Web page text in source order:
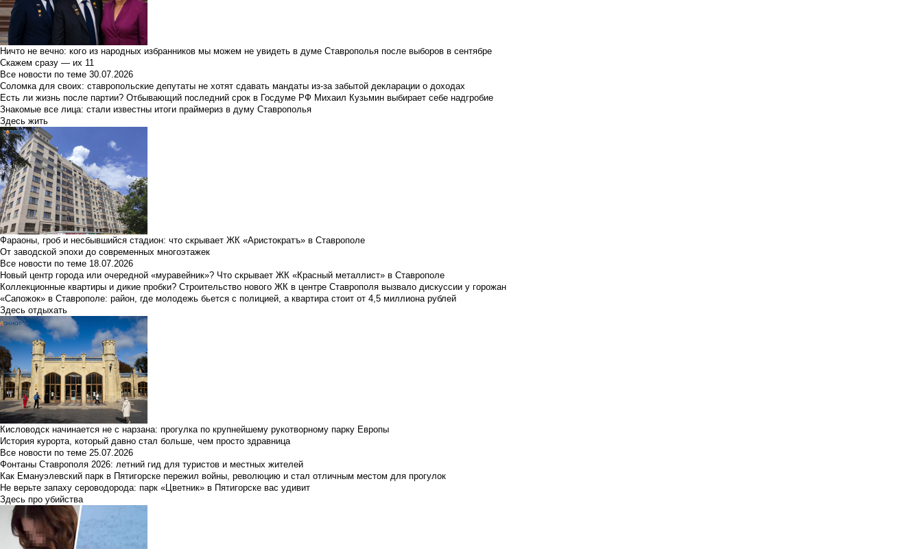
Ничто не вечно: кого из народных избранников мы можем не увидеть в думе Ставрополья после выборов в сентябре
Скажем сразу — их 11
Все новости по теме 30.07.2026
Соломка для своих: ставропольские депутаты не хотят сдавать мандаты из-за забытой декларации о доходах
Есть ли жизнь после партии? Отбывающий последний срок в Госдуме РФ Михаил Кузьмин выбирает себе надгробие
Знакомые все лица: стали известны итоги праймериз в думу Ставрополья
Здесь жить
Фараоны, гроб и несбывшийся стадион: что скрывает ЖК «Аристократъ» в Ставрополе
От заводской эпохи до современных многоэтажек
Все новости по теме 18.07.2026
Новый центр города или очередной «муравейник»? Что скрывает ЖК «Красный металлист» в Ставрополе
Коллекционные квартиры и дикие пробки? Строительство нового ЖК в центре Ставрополя вызвало дискуссии у горожан
«Сапожок» в Ставрополе: район, где молодежь бьется с полицией, а квартира стоит от 4,5 миллиона рублей
Здесь отдыхать
Кисловодск начинается не с нарзана: прогулка по крупнейшему рукотворному парку Европы
История курорта, который давно стал больше, чем просто здравница
Все новости по теме 25.07.2026
Фонтаны Ставрополя 2026: летний гид для туристов и местных жителей
Как Емануэлевский парк в Пятигорске пережил войны, революцию и стал отличным местом для прогулок
Не верьте запаху сероводорода: парк «Цветник» в Пятигорске вас удивит
Здесь про убийства